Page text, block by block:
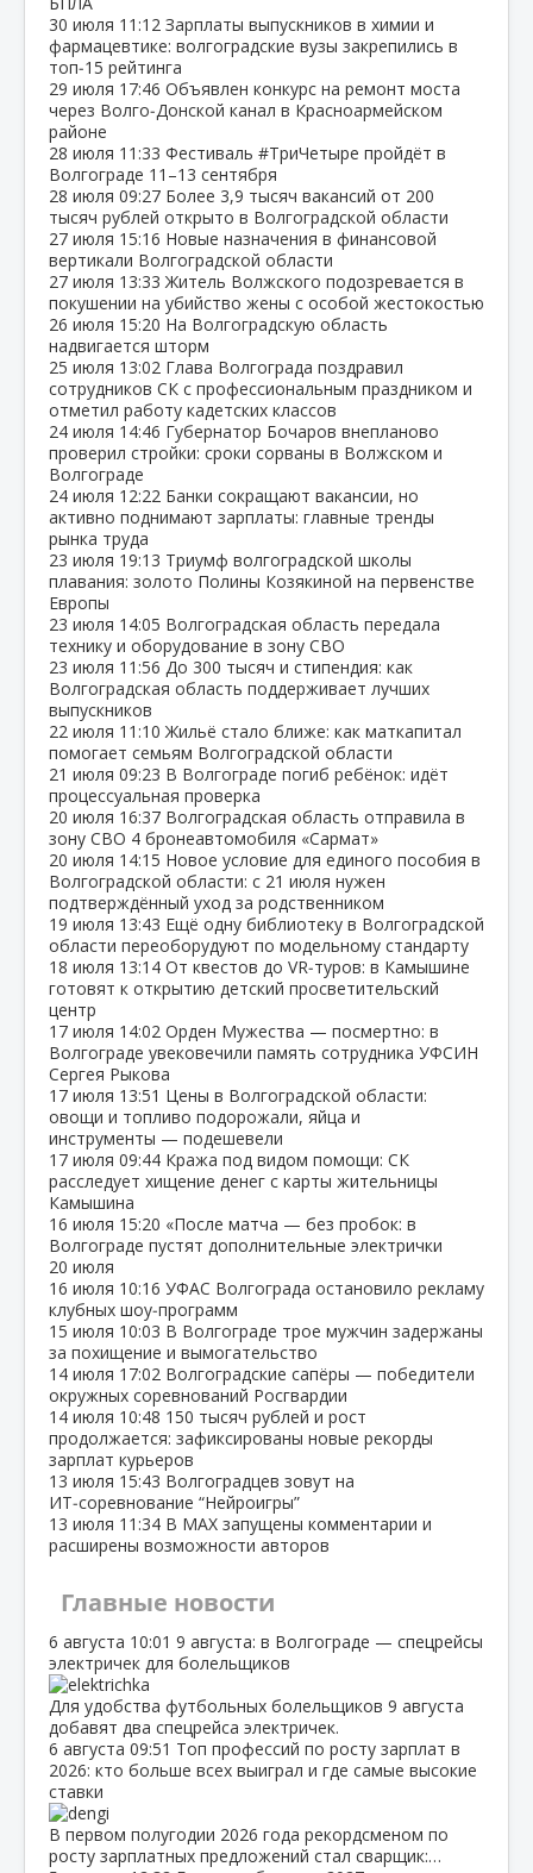
30 июля 11:12 Зарплаты выпускников в химии и
фармацевтике: волгоградские вузы закрепились в
топ‑15 рейтинга
29 июля 17:46 Объявлен конкурс на ремонт моста
через Волго‑Донской канал в Красноармейском
районе
28 июля 11:33 Фестиваль #ТриЧетыре пройдёт в
Волгограде 11–13 сентября
28 июля 09:27 Более 3,9 тысяч вакансий от 200
тысяч рублей открыто в Волгоградской области
27 июля 15:16 Новые назначения в финансовой
вертикали Волгоградской области
27 июля 13:33 Житель Волжского подозревается в
покушении на убийство жены с особой жестокостью
26 июля 15:20 На Волгоградскую область
надвигается шторм
25 июля 13:02 Глава Волгограда поздравил
сотрудников СК с профессиональным праздником и
отметил работу кадетских классов
24 июля 14:46 Губернатор Бочаров внепланово
проверил стройки: сроки сорваны в Волжском и
Волгограде
24 июля 12:22 Банки сокращают вакансии, но
активно поднимают зарплаты: главные тренды
рынка труда
23 июля 19:13 Триумф волгоградской школы
плавания: золото Полины Козякиной на первенстве
Европы
23 июля 14:05 Волгоградская область передала
технику и оборудование в зону СВО
23 июля 11:56 До 300 тысяч и стипендия: как
Волгоградская область поддерживает лучших
выпускников
22 июля 11:10 Жильё стало ближе: как маткапитал
помогает семьям Волгоградской области
21 июля 09:23 В Волгограде погиб ребёнок: идёт
процессуальная проверка
20 июля 16:37 Волгоградская область отправила в
зону СВО 4 бронеавтомобиля «Сармат»
20 июля 14:15 Новое условие для единого пособия в
Волгоградской области: с 21 июля нужен
подтверждённый уход за родственником
19 июля 13:43 Ещё одну библиотеку в Волгоградской
области переоборудуют по модельному стандарту
18 июля 13:14 От квестов до VR‑туров: в Камышине
готовят к открытию детский просветительский
центр
17 июля 14:02 Орден Мужества — посмертно: в
Волгограде увековечили память сотрудника УФСИН
Сергея Рыкова
17 июля 13:51 Цены в Волгоградской области:
овощи и топливо подорожали, яйца и
инструменты — подешевели
17 июля 09:44 Кража под видом помощи: СК
расследует хищение денег с карты жительницы
Камышина
16 июля 15:20 «После матча — без пробок: в
Волгограде пустят дополнительные электрички
20 июля
16 июля 10:16 УФАС Волгограда остановило рекламу
клубных шоу‑программ
15 июля 10:03 В Волгограде трое мужчин задержаны
за похищение и вымогательство
14 июля 17:02 Волгоградские сапёры — победители
окружных соревнований Росгвардии
14 июля 10:48 150 тысяч рублей и рост
продолжается: зафиксированы новые рекорды
зарплат курьеров
13 июля 15:43 Волгоградцев зовут на
ИТ‑соревнование “Нейроигры”
13 июля 11:34 В МАХ запущены комментарии и
расширены возможности авторов
Главные новости
6 августа 10:01 9 августа: в Волгограде — спецрейсы
электричек для болельщиков
Для удобства футбольных болельщиков 9 августа
добавят два спецрейса электричек.
6 августа 09:51 Топ профессий по росту зарплат в
2026: кто больше всех выиграл и где самые высокие
ставки
В первом полугодии 2026 года рекордсменом по
росту зарплатных предложений стал сварщик:…